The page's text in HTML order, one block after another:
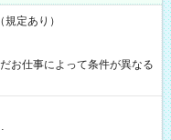
定あり）
お仕事によって条件が異なる